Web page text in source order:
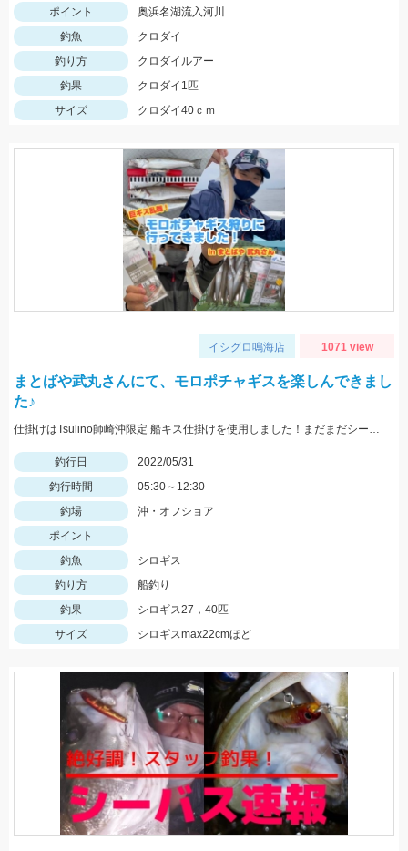
ポイント
奥浜名湖流入河川
釣魚
クロダイ
釣り方
クロダイルアー
釣果
クロダイ1匹
サイズ
クロダイ40ｃｍ
イシグロ鳴海店 1071 view
まとばや武丸さんにて、モロポチャギスを楽しんできまし
た♪
仕掛けはTsulino師崎沖限定 船キス仕掛けを使用しました！まだまだシーズンはこれからですよ～♪
釣行日
2022/05/31
釣行時間
05:30～12:30
釣場
沖・オフショア
ポイント
釣魚
シロギス
釣り方
船釣り
釣果
シロギス27，40匹
サイズ
シロギスmax22cmほど